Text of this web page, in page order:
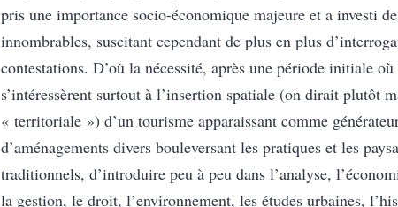
pris une importance socio-économique majeure et a investi
innombrables, suscitant cependant de plus en plus
contestations. D’où la nécessité, après une période initiale où
s’intéressèrent surtout à l’insertion spatiale (on dirait plutôt
« territoriale ») d’un tourisme apparaissant comme
d’aménagements divers bouleversant les pratiques et les
traditionnels, d’introduire peu à peu dans l’analyse,
la gestion, le droit, l’environnement, les études urbaines,